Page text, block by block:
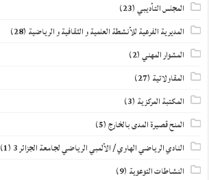
المجلس التأديبي(23)
المديرية الفرعية للأنشطة العلمية و الثقافية و الرياضية (28)
المشوار المهني(2)
المقاولاتية (27)
المكتبة المركزية (3)
المنح قصيرة المدى بالخارج(5)
النادي الرياضي الهاوي / الألمبي الرياضي لجامعة الجزائر 3 (1)
النشاطات التوعوية (9)